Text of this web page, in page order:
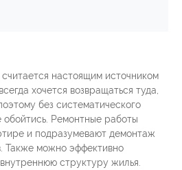
настоящим источником
хочется возвращаться туда,
без систематического
обойтись. Ремонтные работы
и подразумевают демонтаж
Также можно эффективно
структуру жилья.